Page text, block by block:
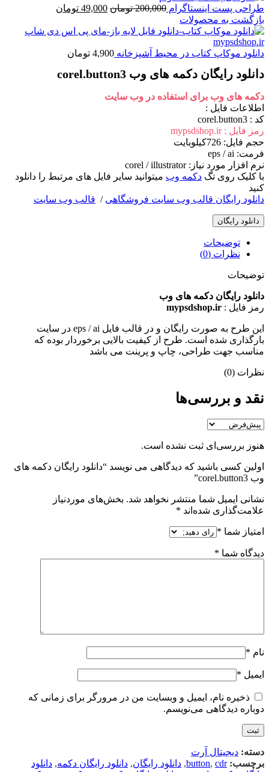
طراحی پست اینستاگرام 200,000 تومان قیمت
200,000 تومان
49,000 تومان
49,000 تومان
بازگشت به محصولات
دانلود موکاپ کتاب در محیط آشپزخانه 4,900 تومان
دانلود رایگان دکمه های وب corel.button3
دکمه های وب برای استفاده در وب سایت
اطلاعات فايل :
کد : corel.button3
رمز فایل : mypsdshop.ir
حجم فايل: 726کیلوبایت
فرمت: eps / ai
نرم افزار مورد نياز: corel / illustrator
با کلیک روی تگ دکمه وب میتوانید سایر فایل های مرتبط را دانلود
کنید
دانلود رایگان قالب وب سایت فروشگاهی / قالب وب سایت
دانلود رایگان
توضیحات
نظرات (0)
توضیحات
دانلود رایگان دکمه های وب
رمز فایل : mypsdshop.ir
اين طرح به صورت رایگان و در قالب فايل eps / ai در سايت
بارگذاری شده است. طرح از کيفيت بالایی برخوردار بوده که
مناسب جهت طراحی، چاپ و پرينت می باشد
نظرات (0)
نقد و بررسی‌ها
هنوز بررسی‌ای ثبت نشده است.
اولین کسی باشید که دیدگاهی می نویسد “دانلود رایگان دکمه های
وب corel.button3”
نشانی ایمیل شما منتشر نخواهد شد. بخش‌های موردنیاز
علامت‌گذاری شده‌اند *
امتیاز شما *
دیدگاه شما *
نام *
ایمیل *
ذخیره نام، ایمیل و وبسایت من در مرورگر برای زمانی که
دوباره دیدگاهی می‌نویسم.
دسته: دیجیتال آرت
برچسب:
button, cdr
, دانلود رایگان, دانلود رایگان دکمه, دانلود